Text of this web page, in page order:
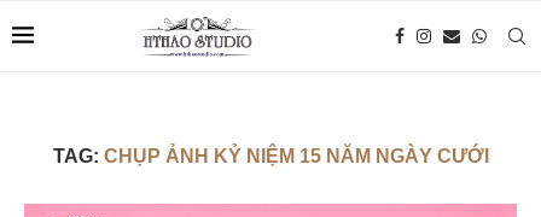
TAG: CHỤP ẢNH KỶ NIỆM 15 NĂM NGÀY CƯỚI